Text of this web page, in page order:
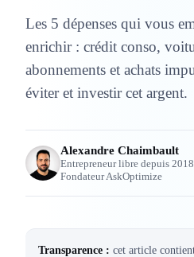
Les 5 dépenses qui vous
enrichir : crédit conso,
abonnements et achats
éviter et investir cet argent.
Alexandre Chaimbault
Entrepreneur libre depuis
Fondateur AskOptimize
Transparence : cet article